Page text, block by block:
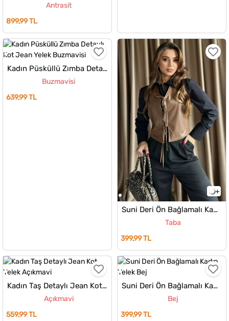
Antrasit
899,99 TL
Kadın Püsküllü Zımba Detaylı Kot Jean Yelek
Buzmavisi
639,99 TL
Suni Deri Ön Bağlamalı Kadın Yelek
Taba
399,99 TL
Kadın Taş Detaylı Jean Kot Yelek
Açıkmavi
559,99 TL
Suni Deri Ön Bağlamalı Kadın Yelek
Bej
399,99 TL